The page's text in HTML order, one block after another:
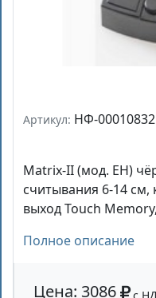
Артикул: НФ-00010832
Matrix-II (мод. EH)
считывания 6-14 см,
выход Touch
Полное описание
Цена: 3086 с